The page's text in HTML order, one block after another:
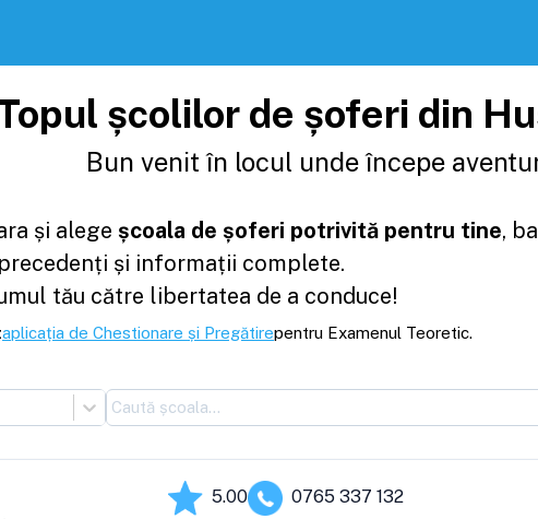
școlilor de șoferi din
Bun venit în locul unde începe
și alege școala de șoferi potrivită pentru tine,
și informații complete.
tău către libertatea de a conduce!
aplicația de Chestionare și Pregătirepentru Examenul Teoretic.
5.00 0765 337 132